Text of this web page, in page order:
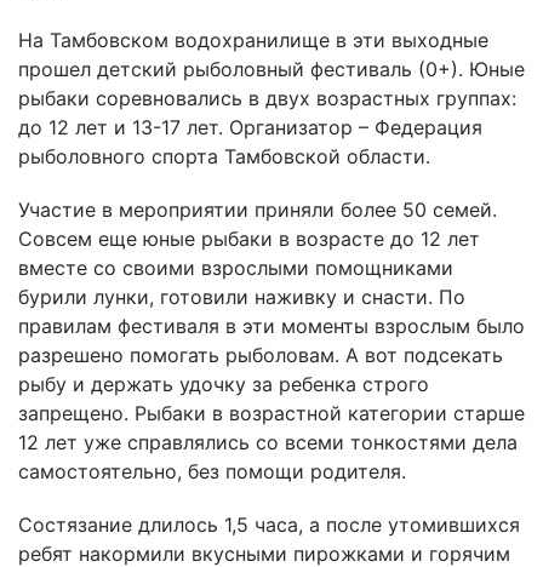
На Тамбовском водохранилище в эти выходные
прошел детский рыболовный фестиваль (0+). Юные
рыбаки соревновались в двух возрастных группах:
до 12 лет и 13-17 лет. Организатор – Федерация
рыболовного спорта Тамбовской области.
Участие в мероприятии приняли более 50 семей.
Совсем еще юные рыбаки в возрасте до 12 лет
вместе со своими взрослыми помощниками
бурили лунки, готовили наживку и снасти. По
правилам фестиваля в эти моменты взрослым было
разрешено помогать рыболовам. А вот подсекать
рыбу и держать удочку за ребенка строго
запрещено. Рыбаки в возрастной категории старше
12 лет уже справлялись со всеми тонкостями дела
самостоятельно, без помощи родителя.
Состязание длилось 1,5 часа, а после утомившихся
ребят накормили вкусными пирожками и горячим